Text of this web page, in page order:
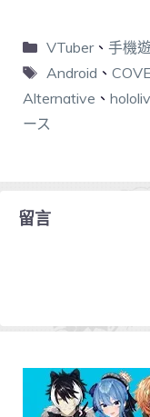
VTuber、 手機
Android 、
Alternative 、
ース
留言